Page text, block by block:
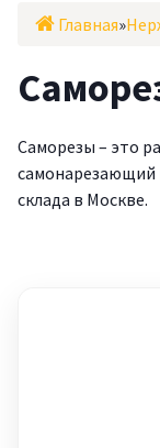
Главная»
Саморезы – это
самонарезающий
склада в Москве.